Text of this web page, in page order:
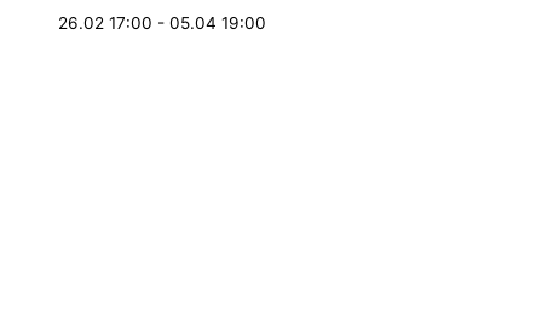
26.02 17:00 - 05.04 19:00